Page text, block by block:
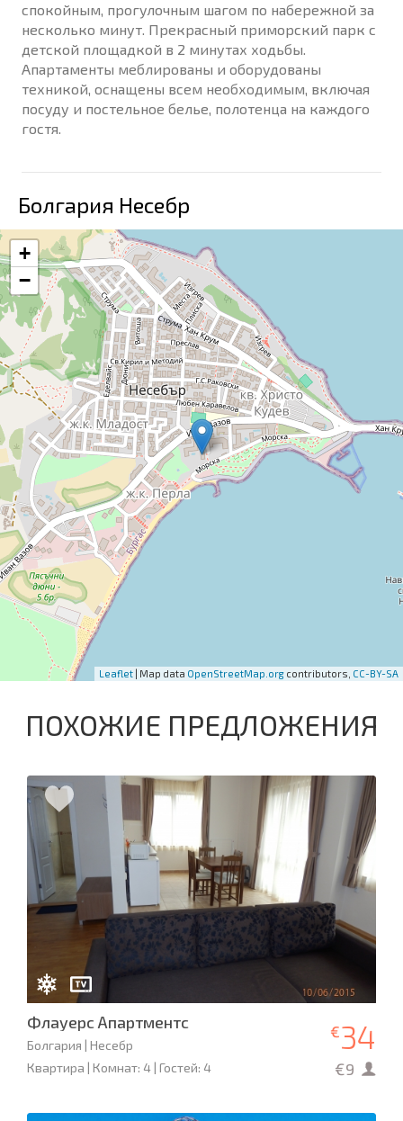
спокойным, прогулочным шагом по набережной за
несколько минут. Прекрасный приморский парк с
детской площадкой в 2 минутах ходьбы.
Апартаменты меблированы и оборудованы
техникой, оснащены всем необходимым, включая
посуду и постельное белье, полотенца на каждого
гостя.
Болгария Несебр
+
−
Leaflet | Map data OpenStreetMap.org contributors, CC-BY-SA
ПОХОЖИЕ ПРЕДЛОЖЕНИЯ
Флауерс Апартментс
Болгария | Несебр
Квартира | Комнат: 4 | Гостей: 4
€34
€9